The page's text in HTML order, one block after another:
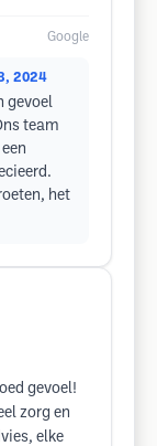
Google
2024
gevoel
team
het
gevoel!
zorg en
elke